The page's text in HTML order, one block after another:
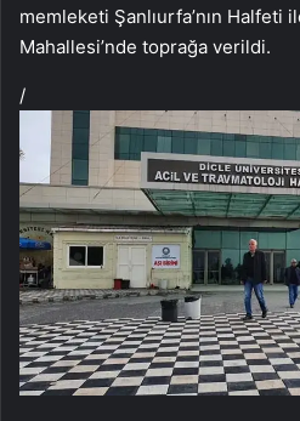
memleketi Şanlıurfa’nın Halfeti
Mahallesi’nde toprağa verildi.
/